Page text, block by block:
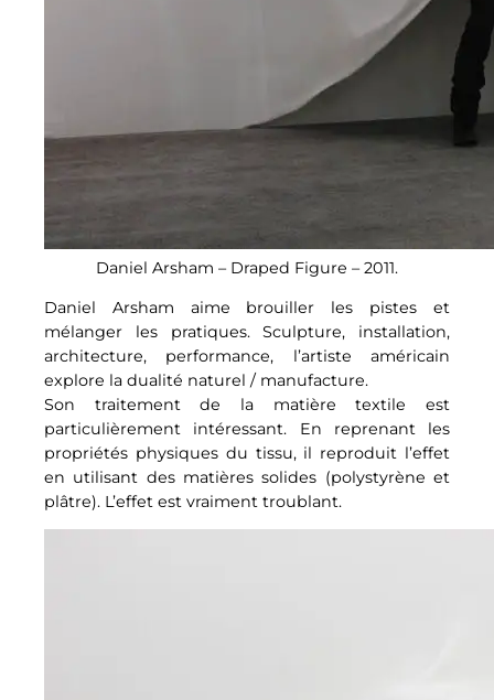
Daniel Arsham – Draped Figure – 2011.
Daniel Arsham aime brouiller les pistes et
mélanger les pratiques. Sculpture, installation,
architecture, performance, l’artiste américain
explore la dualité naturel / manufacture.
Son traitement de la matière textile est
particulièrement intéressant. En reprenant les
propriétés physiques du tissu, il reproduit l’effet
en utilisant des matières solides (polystyrène et
plâtre). L’effet est vraiment troublant.